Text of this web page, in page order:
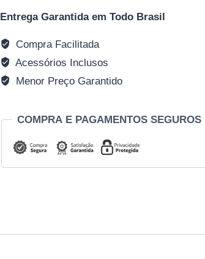
Entrega Garantida em Todo Brasil
Compra Facilitada
Acessórios Inclusos
Menor Preço Garantido
COMPRA E PAGAMENTOS SEGUROS